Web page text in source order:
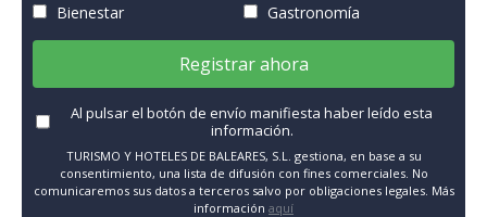
Bienestar
Gastronomía
Registrar ahora
Al pulsar el botón de envío manifiesta haber leído esta
información.
TURISMO Y HOTELES DE BALEARES, S.L. gestiona, en base a su
consentimiento, una lista de difusión con fines comerciales. No
comunicaremos sus datos a terceros salvo por obligaciones legales. Más
información aquí